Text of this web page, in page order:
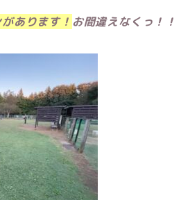
あります！ お間違えなくっ！！